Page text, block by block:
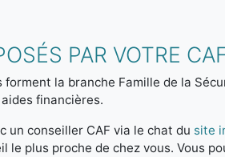
PAR VOTRE
forment la branche Famille de la
financières.
un conseiller CAF via le chat du site
le plus proche de chez vous. Vous